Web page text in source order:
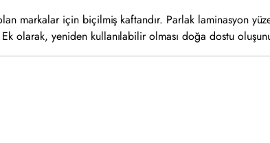
markalar için biçilmiş kaftandır. Parlak laminasyon
Ek olarak, yeniden kullanılabilir olması doğa dostu